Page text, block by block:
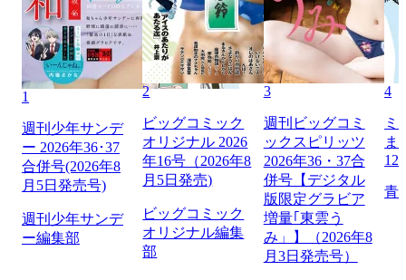
1
週刊少年サンデ
ー 2026年36･37
合併号(2026年8
月5日発売号)
週刊少年サンデ
ー編集部
2
ビッグコミック
オリジナル 2026
年16号（2026年8
月5日発売)
ビッグコミック
オリジナル編集
部
3
週刊ビッグコミ
ックスピリッツ
2026年36・37合
併号【デジタル
版限定グラビア
増量｢東雲う
み」】（2026年8
月3日発売号）
4
ミ
ま
129
青